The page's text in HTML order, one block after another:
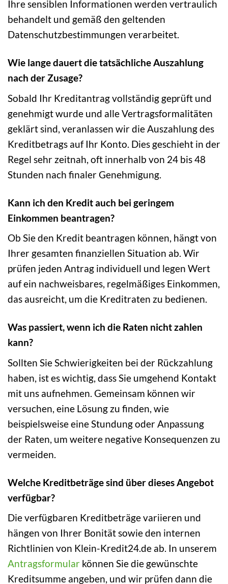
Ihre sensiblen Informationen werden vertraulich
behandelt und gemäß den geltenden
Datenschutzbestimmungen verarbeitet.
Wie lange dauert die tatsächliche Auszahlung
nach der Zusage?
Sobald Ihr Kreditantrag vollständig geprüft und
genehmigt wurde und alle Vertragsformalitäten
geklärt sind, veranlassen wir die Auszahlung des
Kreditbetrags auf Ihr Konto. Dies geschieht in der
Regel sehr zeitnah, oft innerhalb von 24 bis 48
Stunden nach finaler Genehmigung.
Kann ich den Kredit auch bei geringem
Einkommen beantragen?
Ob Sie den Kredit beantragen können, hängt von
Ihrer gesamten finanziellen Situation ab. Wir
prüfen jeden Antrag individuell und legen Wert
auf ein nachweisbares, regelmäßiges Einkommen,
das ausreicht, um die Kreditraten zu bedienen.
Was passiert, wenn ich die Raten nicht zahlen
kann?
Sollten Sie Schwierigkeiten bei der Rückzahlung
haben, ist es wichtig, dass Sie umgehend Kontakt
mit uns aufnehmen. Gemeinsam können wir
versuchen, eine Lösung zu finden, wie
beispielsweise eine Stundung oder Anpassung
der Raten, um weitere negative Konsequenzen zu
vermeiden.
Welche Kreditbeträge sind über dieses Angebot
verfügbar?
Die verfügbaren Kreditbeträge variieren und
hängen von Ihrer Bonität sowie den internen
Richtlinien von Klein-Kredit24.de ab. In unserem
Antragsformular können Sie die gewünschte
Kreditsumme angeben, und wir prüfen dann die